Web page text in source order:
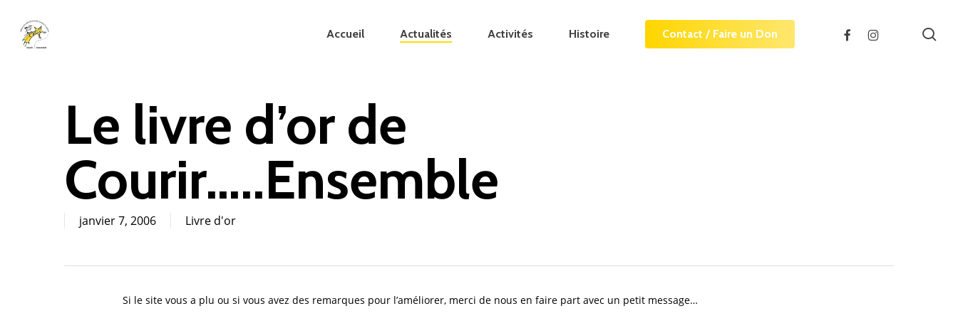
main
Cliquez sur Rechercher ou ESC pour fermer
Accueil Actualités Activités Histoire Contact / Faire un Don facebookinstagram
Le livre d’or de
Courir…..Ensemble
janvier 7, 2006 Livre d'or
Si le site vous a plu ou si vous avez des remarques pour l’améliorer, merci de nous en faire part avec un petit message…